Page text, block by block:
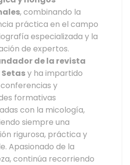
, combinando la
práctica en el campo
especializada y la
de expertos.
de la revista
y ha impartido
y
formativas
con la micología,
siempre una
rigurosa, práctica y
Apasionado de la
continúa recorriendo